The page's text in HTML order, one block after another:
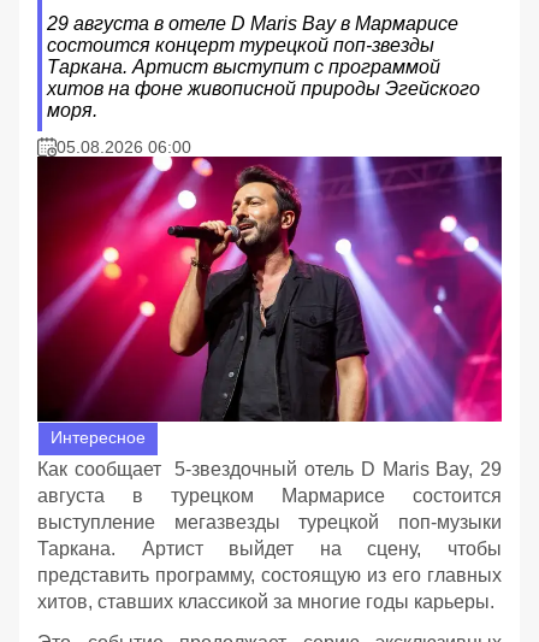
29 августа в отеле D Maris Bay в Мармарисе
состоится концерт турецкой поп-звезды
Таркана. Артист выступит с программой
хитов на фоне живописной природы Эгейского
моря.
05.08.2026 06:00
Интересное
Как сообщает 5-звездочный отель D Maris Bay, 29
августа в турецком Мармарисе состоится
выступление мегазвезды турецкой поп-музыки
Таркана. Артист выйдет на сцену, чтобы
представить программу, состоящую из его главных
хитов, ставших классикой за многие годы карьеры.